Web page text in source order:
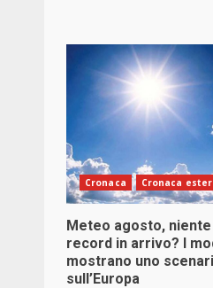
Cronaca Cronaca
Meteo agosto, niente
record in arrivo? I
mostrano uno
sull’Europa